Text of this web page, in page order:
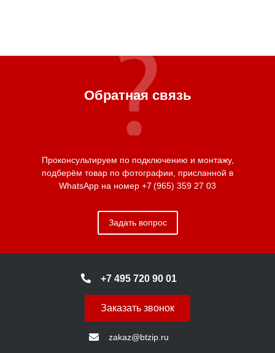
Обратная связь
Проконсультируем по подключению и монтажу,
подберём товар по фотографии, присланной в
WhatsApp на номер +7 (965) 359 27 03
Задать вопрос
+7 495 720 90 01
Заказать звонок
zakaz@btzip.ru